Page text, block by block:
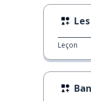
Leçon